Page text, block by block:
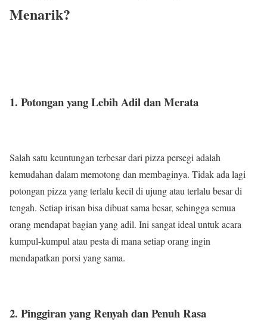
Menarik?
1. Potongan yang Lebih Adil dan Merata
Salah satu keuntungan terbesar dari pizza persegi adalah
kemudahan dalam memotong dan membaginya. Tidak ada lagi
potongan pizza yang terlalu kecil di ujung atau terlalu besar di
tengah. Setiap irisan bisa dibuat sama besar, sehingga semua
orang mendapat bagian yang adil. Ini sangat ideal untuk acara
kumpul-kumpul atau pesta di mana setiap orang ingin
mendapatkan porsi yang sama.
2. Pinggiran yang Renyah dan Penuh Rasa